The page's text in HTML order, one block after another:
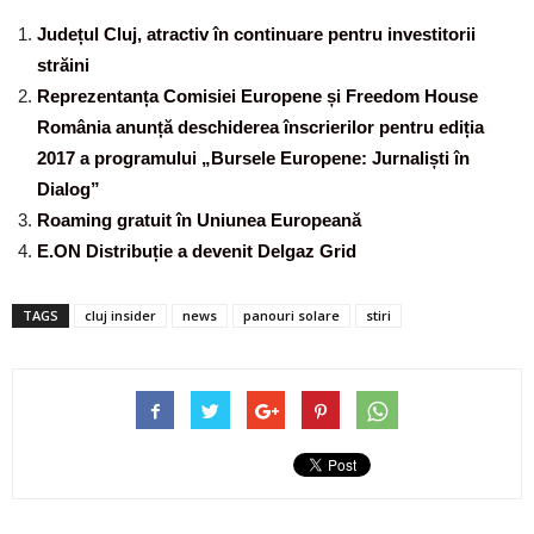
Județul Cluj, atractiv în continuare pentru investitorii
străini
Reprezentanța Comisiei Europene și Freedom House
România anunță deschiderea înscrierilor pentru ediția
2017 a programului „Bursele Europene: Jurnaliști în
Dialog”
Roaming gratuit în Uniunea Europeană​
E.ON Distribuție a devenit Delgaz Grid
TAGS cluj insider news panouri solare stiri